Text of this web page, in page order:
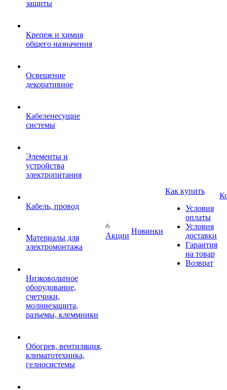
защиты
Крепеж и химия
общего назначения
Освещение
декоративное
Кабеленесущие
системы
Элементы и
устройства
электропитания
Кабель, провод
Материалы для
электромонтажа
Низковольтное
оборудование,
счетчики,
молниезащита,
разъемы, клеммники
Обогрев, вентиляция,
климатотехника,
гелиосистемы
Акции
Новинки
Как купить
Условия
оплаты
Условия
доставки
Гарантия
на товар
Возврат